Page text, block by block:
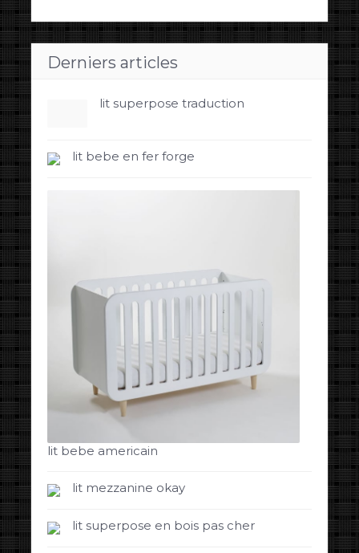
Derniers articles
lit superpose traduction
lit bebe en fer forge
lit bebe americain
lit mezzanine okay
lit superpose en bois pas cher